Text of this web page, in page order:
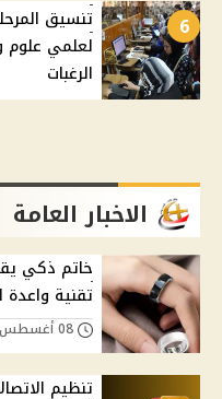
6
لعلمي
الرغبات
الاخبار العامة
خاتم ذكي
تقنية
تنظيم